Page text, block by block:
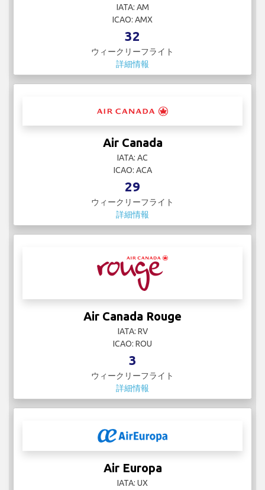
IATA: AM
ICAO: AMX
32
ウィークリーフライト
詳細情報
Air Canada
IATA: AC
ICAO: ACA
29
ウィークリーフライト
詳細情報
Air Canada Rouge
IATA: RV
ICAO: ROU
3
ウィークリーフライト
詳細情報
Air Europa
IATA: UX